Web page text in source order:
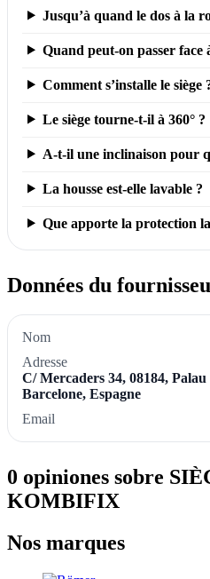
Jusqu’à quand le dos à la
Quand peut-on passer face
Comment s’installe le siège
Le siège tourne-t-il à 360° ?
A-t-il une inclinaison pour
La housse est-elle lavable ?
Que apporte la protection
Données du
Nom
Adresse
C/ Mercaders 34, 08184,
Barcelone, Espagne
Email
0 opiniones sobre
KOMBIFIX
Nos marques